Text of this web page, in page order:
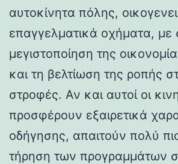
αυτοκίνητα πόλης,
επαγγελματικά οχήματα, με
μεγιστοποίηση της
και τη βελτίωση της ροπής
στροφές. Αν και αυτοί οι
προσφέρουν εξαιρετικά
οδήγησης, απαιτούν πολύ
τήρηση των προγραμμάτων